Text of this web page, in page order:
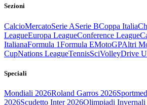
Sezioni
CalcioMercatoSerie ASerie BCoppa Italia
LeagueEuropa LeagueConference League
ItalianaFormula 1Formula EMotoGPAltri
CupNations LeagueTennisSciVolleyDrive
Speciali
Mondiali 2026Roland Garros 2026
2026Scudetto Inter 2026Olimpiadi